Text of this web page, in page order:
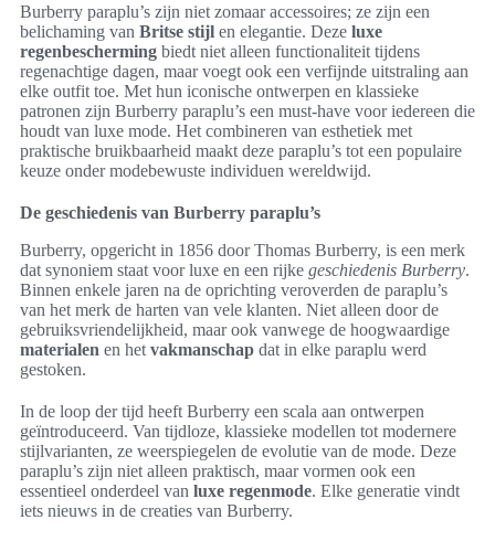
Burberry paraplu’s zijn niet zomaar accessoires; ze zijn een
belichaming van Britse stijl en elegantie. Deze luxe
regenbescherming biedt niet alleen functionaliteit tijdens
regenachtige dagen, maar voegt ook een verfijnde uitstraling aan
elke outfit toe. Met hun iconische ontwerpen en klassieke
patronen zijn Burberry paraplu’s een must-have voor iedereen die
houdt van luxe mode. Het combineren van esthetiek met
praktische bruikbaarheid maakt deze paraplu’s tot een populaire
keuze onder modebewuste individuen wereldwijd.
De geschiedenis van Burberry paraplu’s
Burberry, opgericht in 1856 door Thomas Burberry, is een merk
dat synoniem staat voor luxe en een rijke geschiedenis Burberry.
Binnen enkele jaren na de oprichting veroverden de paraplu’s
van het merk de harten van vele klanten. Niet alleen door de
gebruiksvriendelijkheid, maar ook vanwege de hoogwaardige
materialen en het vakmanschap dat in elke paraplu werd
gestoken.
In de loop der tijd heeft Burberry een scala aan ontwerpen
geïntroduceerd. Van tijdloze, klassieke modellen tot modernere
stijlvarianten, ze weerspiegelen de evolutie van de mode. Deze
paraplu’s zijn niet alleen praktisch, maar vormen ook een
essentieel onderdeel van luxe regenmode. Elke generatie vindt
iets nieuws in de creaties van Burberry.